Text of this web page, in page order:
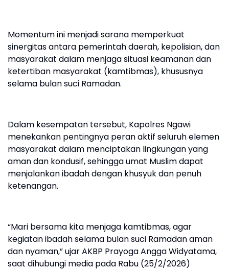
Momentum ini menjadi sarana memperkuat
sinergitas antara pemerintah daerah, kepolisian, dan
masyarakat dalam menjaga situasi keamanan dan
ketertiban masyarakat (kamtibmas), khususnya
selama bulan suci Ramadan.
Dalam kesempatan tersebut, Kapolres Ngawi
menekankan pentingnya peran aktif seluruh elemen
masyarakat dalam menciptakan lingkungan yang
aman dan kondusif, sehingga umat Muslim dapat
menjalankan ibadah dengan khusyuk dan penuh
ketenangan.
“Mari bersama kita menjaga kamtibmas, agar
kegiatan ibadah selama bulan suci Ramadan aman
dan nyaman,” ujar AKBP Prayoga Angga Widyatama,
saat dihubungi media pada Rabu (25/2/2026)